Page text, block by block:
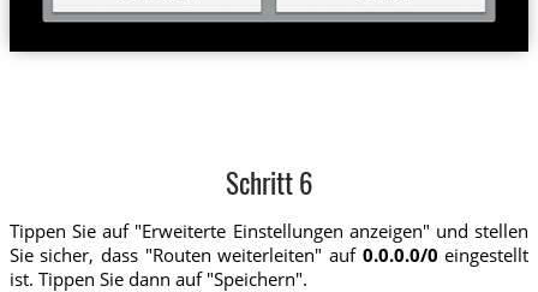
Schritt 6
Tippen Sie auf "Erweiterte Einstellungen anzeigen" und stellen
Sie sicher, dass "Routen weiterleiten" auf 0.0.0.0/0 eingestellt
ist. Tippen Sie dann auf "Speichern".